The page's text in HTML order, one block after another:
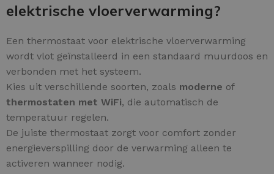
elektrische vloerverwarming?
Een thermostaat voor elektrische vloerverwarming
wordt vlot geïnstalleerd in een standaard muurdoos en
verbonden met het systeem.
Kies uit verschillende soorten, zoals moderne of
thermostaten met WiFi, die automatisch de
temperatuur regelen.
De juiste thermostaat zorgt voor comfort zonder
energieverspilling door de verwarming alleen te
activeren wanneer nodig.